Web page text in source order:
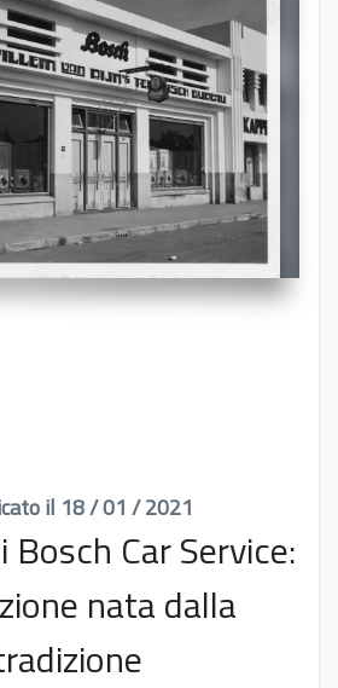
il 18 / 01 / 2021
Car Service:
nata dalla